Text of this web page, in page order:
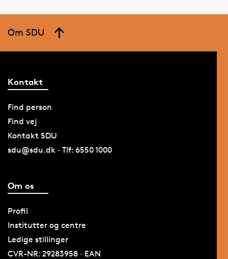
Om SDU
Kontakt
Find person
Find vej
Kontakt SDU
sdu@sdu.dk · Tlf: 6550 1000
Om os
Profil
Institutter og centre
Ledige stillinger
CVR-NR: 29283958 · EAN